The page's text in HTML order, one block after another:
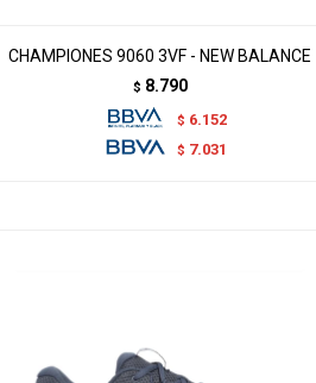
CHAMPIONES 9060 3VF - NEW BALANCE
$ 8.790
$ 6.152
$ 7.031